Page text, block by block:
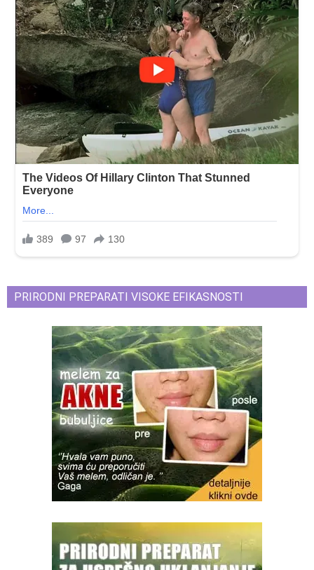
PRIRODNI PREPARATI VISOKE EFIKASNOSTI